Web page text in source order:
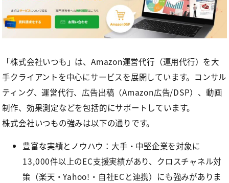
「株式会社いつも」 は、Amazon運営代行（運用代行）を大
手クライアントを中心にサービスを展開しています。コンサル
ティング、運営代行、広告出稿（Amazon広告/DSP）、動画
制作、効果測定などを包括的にサポートしています。
株式会社いつもの強みは以下の通りです。
豊富な実績とノウハウ：大手・中堅企業を対象に
13,000件以上のEC支援実績があり、クロスチャネル対
策（楽天・Yahoo!・自社ECと連携）にも強みがありま